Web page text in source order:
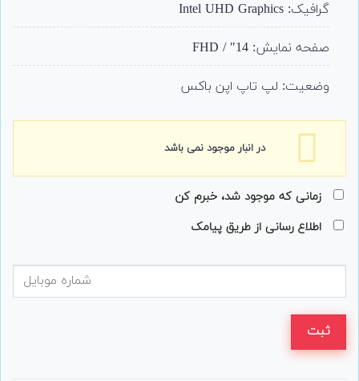
گرافیک: Intel UHD Graphics
صفحه نمایش: 14″ / FHD
وضعیت: لپ تاپ اپن باکس
در انبار موجود نمی باشد
زمانی که موجود شد، خبرم کن
اطلاع رسانی از طریق پیامک
ثبت